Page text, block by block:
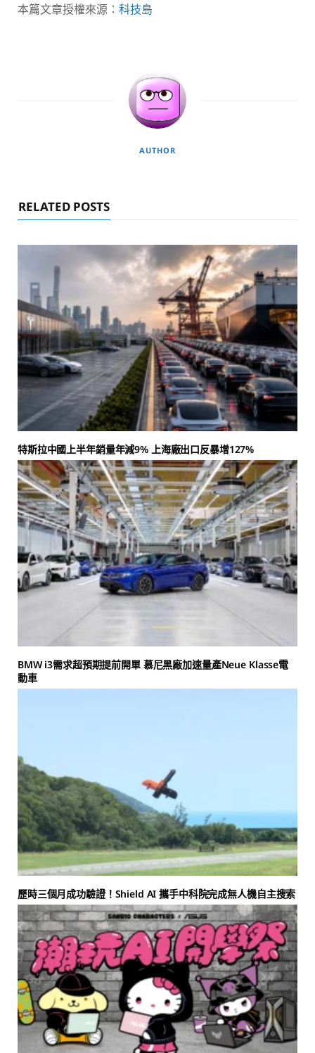
本篇文章授權來源： 科技島
AUTHOR
RELATED POSTS
特斯拉中國上半年銷量年減9% 上海廠出口反暴增127%
BMW i3需求超預期提前開單 慕尼黑廠加速量產Neue Klasse電
動車
歷時三個月成功驗證！Shield AI 攜手中科院完成無人機自主搜索